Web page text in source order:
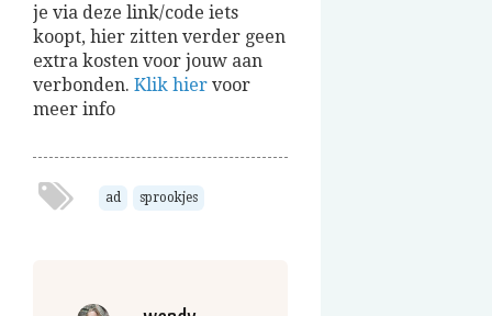
je via deze link/code iets
koopt, hier zitten verder geen
extra kosten voor jouw aan
verbonden. Klik hier voor
meer info
ad sprookjes